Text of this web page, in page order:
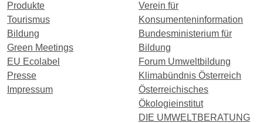
Produkte
Tourismus
Bildung
Green Meetings
EU Ecolabel
Presse
Impressum
Verein für
Konsumenteninformation
Bundesministerium für
Bildung
Forum Umweltbildung
Klimabündnis Österreich
Österreichisches
Ökologieinstitut
DIE UMWELTBERATUNG